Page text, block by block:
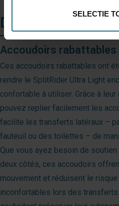
SELECTIE
Description
Accoudoirs rabattables
Ces accoudoirs rabattables ont
rendre le SplitRider Ultra Light
confortable à utiliser. Grâce à
pouvez replier facilement les
facilite les transferts latéraux –
fauteuil ou des toilettes – de
Que vous ayez besoin de
deux côtés, ces accoudoirs
mouvement et réduisent le
inconfortables lors des